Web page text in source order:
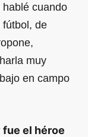
cuando
fútbol, de
muy
en campo
fue el héroe